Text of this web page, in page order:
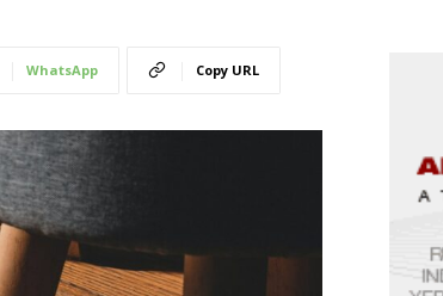
WhatsApp Copy URL